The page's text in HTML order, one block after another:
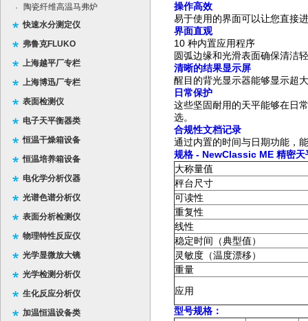
·
陶瓷纤维高温马弗炉
快速水分测定仪
弗鲁克FLUKO
上海越平厂专栏
上海博迅厂专栏
表面检测仪
电子天平衡器类
恒温干燥箱设备
恒温培养箱设备
电化学分析仪器
光谱色谱分析仪
表面分析检测仪
物理特性反应仪
光学显微放大镜
光学检测分析仪
生化反应分析仪
加温恒温设备类
操作高效
易于使用的界面可以让您直接
界面直观
10 种内置应用程序
圆弧边缘和光滑表面确保清洁
清晰的结果显示屏
醒目的背光显示器能够显示超
日常保护
这些坚固耐用的天平能够在日
选。
合规性文档记录
通过内置的时间与日期功能，
规格- NewClassic ME 精密天
大称量值
秤台尺寸
可读性
重复性
线性
稳定时间（典型值）
灵敏度（温度漂移）
重量
应用
型号规格：